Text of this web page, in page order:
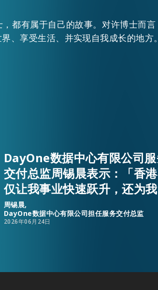
都有属于自己的故事。对许博士而言
、享受生活、并实现自我成长的地方
DayOne数据中心有限公司
交付总监周锡晨表示：「香
仅让我事业快速跃升，还为
家人提供一个安乐窝。」
周锡晨,
DayOne数据中心有限公司担任服务交付总监
2026年06月24日